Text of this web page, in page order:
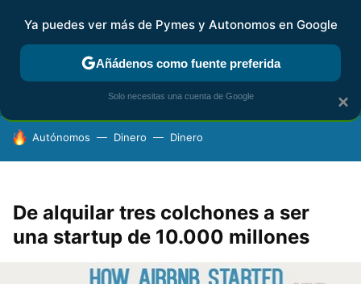
FISCALIDAD Y CONTABILIDAD KIT DIGITAL RENTA
HOY SE HABLA DE
Autónomos Dinero Dinero
De alquilar tres colchones a ser
una startup de 10.000 millones
×
Ya puedes ver más de Pymes y Autonomos en Google
Añádenos como fuente preferida
Solo necesitas una cuenta de Google